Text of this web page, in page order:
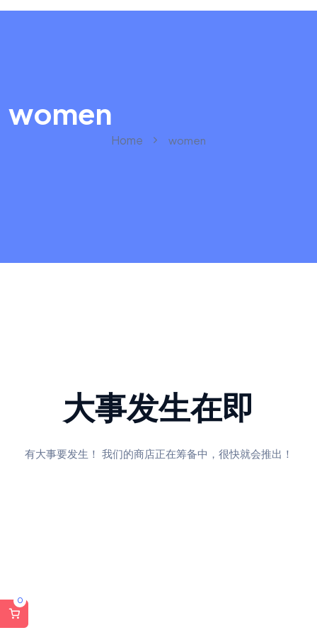
women
Home women
大事发生在即
有大事要发生！ 我们的商店正在筹备中，很快就会推出！
0